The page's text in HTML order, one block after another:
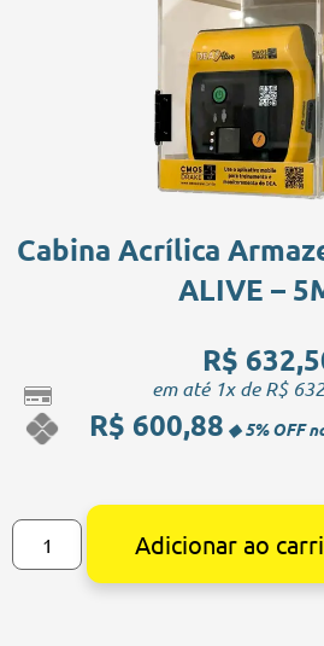
Cabina Acrílica
ALIVE –
R$
em até 1x deR$
R$ 600,88
Adicionar ao
Alternative: